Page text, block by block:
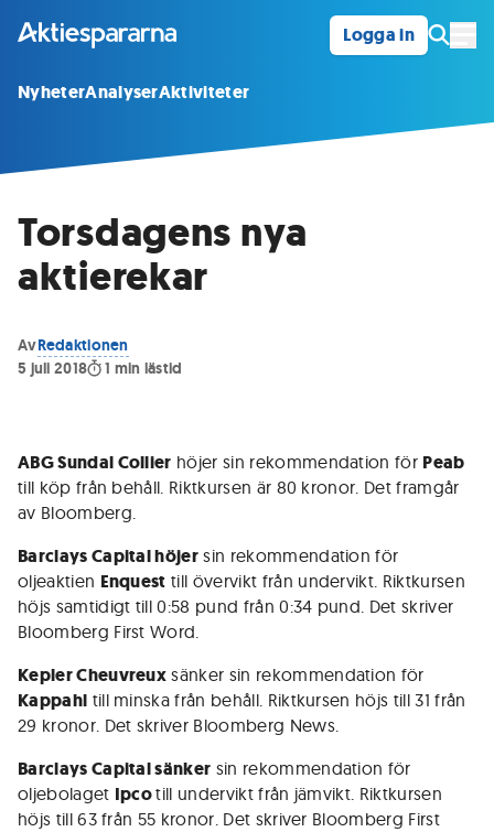
Logga in
NyheterAnalyserAktiviteter
Torsdagens nya
aktierekar
AvRedaktionen
5 juli 2018
1 min lästid
ABG Sundal Collier höjer sin rekommendation för Peab
till köp från behåll. Riktkursen är 80 kronor. Det framgår
av Bloomberg.
Barclays Capital höjer sin rekommendation för
oljeaktien Enquest till övervikt från undervikt. Riktkursen
höjs samtidigt till 0:58 pund från 0:34 pund. Det skriver
Bloomberg First Word.
Kepler Cheuvreux sänker sin rekommendation för
Kappahl till minska från behåll. Riktkursen höjs till 31 från
29 kronor. Det skriver Bloomberg News.
Barclays Capital sänker sin rekommendation för
oljebolaget Ipcotill undervikt från jämvikt. Riktkursen
höjs till 63 från 55 kronor. Det skriver Bloomberg First